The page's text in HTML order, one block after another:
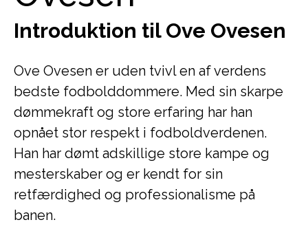
Introduktion til Ove Ovesen
Ove Ovesen er uden tvivl en af verdens
bedste fodbolddommere. Med sin skarpe
dømmekraft og store erfaring har han
opnået stor respekt i fodboldverdenen.
Han har dømt adskillige store kampe og
mesterskaber og er kendt for sin
retfærdighed og professionalisme på
banen.